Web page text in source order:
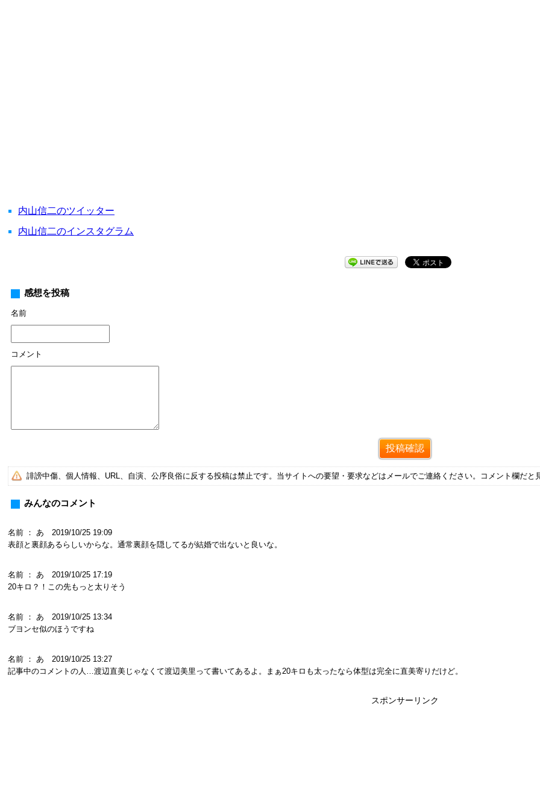
内山信二のツイッター
内山信二のインスタグラム
感想を投稿
名前
コメント
誹謗中傷、個人情報、URL、自演、公序良俗に反する投稿は禁止です。当サイトへの要望・要求などはメールでご連絡ください。コメント欄だと
みんなのコメント
名前 ： あ 2019/10/25 19:09
表顔と裏顔あるらしいからな。通常裏顔を隠してるが結婚で出ないと良いな。
名前 ： あ 2019/10/25 17:19
20キロ？！この先もっと太りそう
名前 ： あ 2019/10/25 13:34
ブヨンセ似のほうですね
名前 ： あ 2019/10/25 13:27
記事中のコメントの人…渡辺直美じゃなくて渡辺美里って書いてあるよ。まぁ20キロも太ったなら体型は完全に直美寄りだけど。
スポンサーリンク